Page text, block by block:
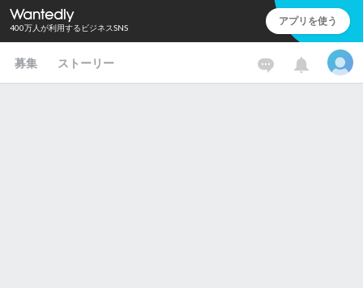
400万人が利用するビジネスSNS アプリを使う
募集 ストーリー